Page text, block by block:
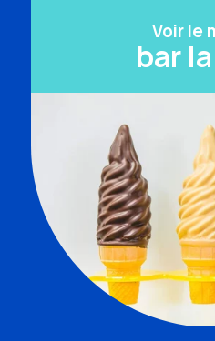
Voir le
bar